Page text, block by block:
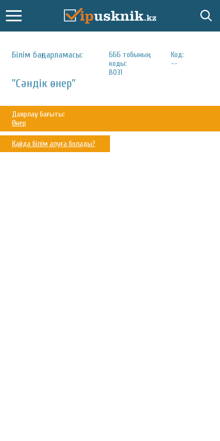
Білім бағдарламасы:
БББ тобының
коды:
B031
Код:
--
"Сәндік өнер"
Даярлау бағыты:
Өнер
Қайда білім алуға болады?